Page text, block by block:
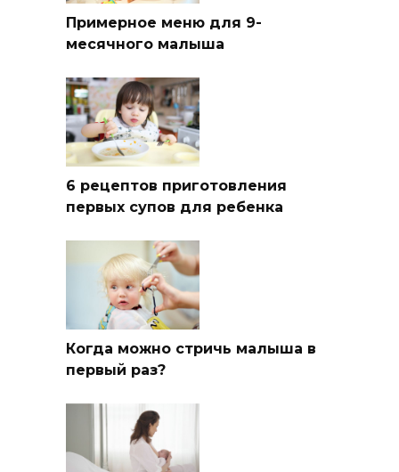
Примерное меню для 9-
месячного малыша
6 рецептов приготовления
первых супов для ребенка
Когда можно стричь малыша в
первый раз?